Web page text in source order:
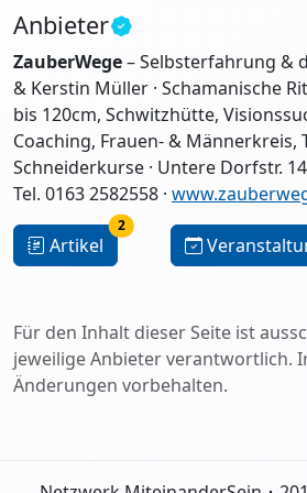
Anbieter
ZauberWege– Selbsterfahrung &
& Kerstin Müller · Schamanische
bis 120cm, Schwitzhütte,
Coaching, Frauen- & Männerkreis,
Schneiderkurse · Untere Dorfstr.
Tel. 0163 2582558 ·
Artikel
2
Für den Inhalt dieser Seite ist
jeweilige Anbieter verantwortlich.
Änderungen vorbehalten.